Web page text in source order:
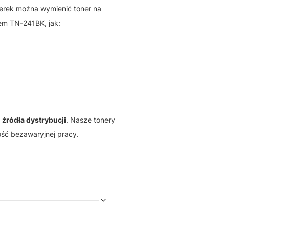
można wymienić toner na
TN-241BK, jak:
dystrybucji. Nasze tonery
bezawaryjnej pracy.